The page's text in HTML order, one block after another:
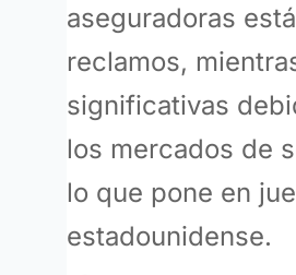
aseguradoras
reclamos,
significativas
los mercados de
lo que pone en
estadounidense.